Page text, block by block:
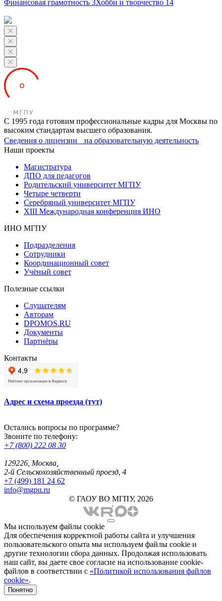
Финансовая грамотность 3Хобби и творчество 14
С 1995 года готовим профессиональные кадры для Москвы по
высоким стандартам высшего образования.
Сведения о лицензии на образовательную деятельность
Наши проекты
Магистратура
ДПО для педагогов
Родительский университет МГПУ
Четыре четверти
Серебряный университет МГПУ
XIII Международная конференция ИНО
ИНО МГПУ
Подразделения
Сотрудники
Координационный совет
Учёный совет
Полезные ссылки
Слушателям
Авторам
DPOMOS.RU
Документы
Партнёры
Контакты
Адрес и схема проезда (тут)
Остались вопросы по программе?
Звоните по телефону:
+7 (800) 222 08 30
129226, Москва,
2-й Сельскохозяйственный проезд, 4
+7 (499) 181 24 62
info@mgpu.ru
© ГАОУ ВО МГПУ, 2026
Мы используем файлы cookie
Для обеспечения корректной работы сайта и улучшения
пользовательского опыта мы используем файлы cookie и
другие технологии сбора данных. Продолжая использовать
наш сайт, вы даете свое согласие на использование cookie-
файлов в соответствии с «Политикой использования файлов
cookie».
Понятно